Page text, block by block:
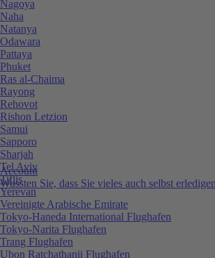
Account
Wussten Sie, dass Sie vieles auch selbst
Nagoya
Naha
Natanya
Odawara
Pattaya
Phuket
Ras al-Chaima
Rayong
Rehovot
Rishon Letzion
Samui
Sapporo
Sharjah
Tel Aviv
Tiflis
Yerevan
Vereinigte Arabische Emirate
Tokyo-Haneda International Flughafen
Tokyo-Narita Flughafen
Trang Flughafen
Ubon Ratchathanii Flughafen